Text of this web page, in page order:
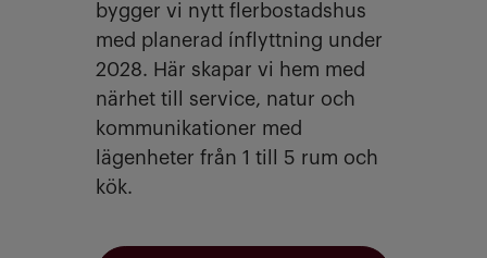
bygger vi nytt flerbostadshus
med planerad ínflyttning under
2028. Här skapar vi hem med
närhet till service, natur och
kommunikationer med
lägenheter från 1 till 5 rum och
kök.